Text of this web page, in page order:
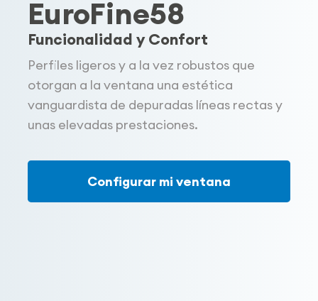
EuroFine58
Funcionalidad y Confort
Perfiles ligeros y a la vez robustos que
otorgan a la ventana una estética
vanguardista de depuradas líneas rectas y
unas elevadas prestaciones.
Configurar mi ventana